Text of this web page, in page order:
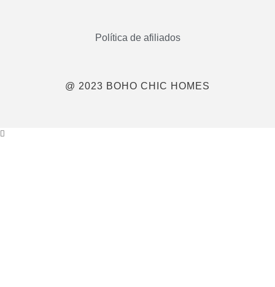
Política de afiliados
@ 2023 BOHO CHIC HOMES